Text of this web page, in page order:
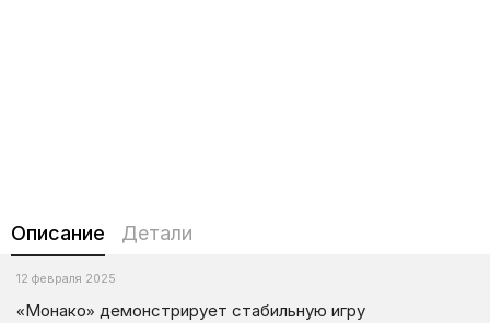
Описание Детали
12 февраля 2025
«Монако» демонстрирует стабильную игру